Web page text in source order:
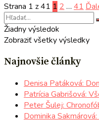
Strana 1 z 41 1 2 … 41
Žiadny výsledok
Zobraziť všetky výsledky
Najnovšie články
Denisa Patáková:
Patrícia Gabrišová:
Peter Šulej:
Dominika